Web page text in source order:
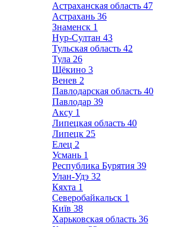
Астраханская область 47
Астрахань 36
Знаменск 1
Нур-Султан 43
Тульская область 42
Тула 26
Щёкино 3
Венев 2
Павлодарская область 40
Павлодар 39
Аксу 1
Липецкая область 40
Липецк 25
Елец 2
Усмань 1
Республика Бурятия 39
Улан-Удэ 32
Кяхта 1
Северобайкальск 1
Київ 38
Харьковская область 36